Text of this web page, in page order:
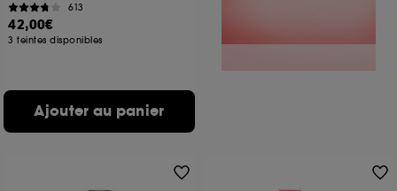
613
42,00€
3 teintes disponibles
Ajouter au panier